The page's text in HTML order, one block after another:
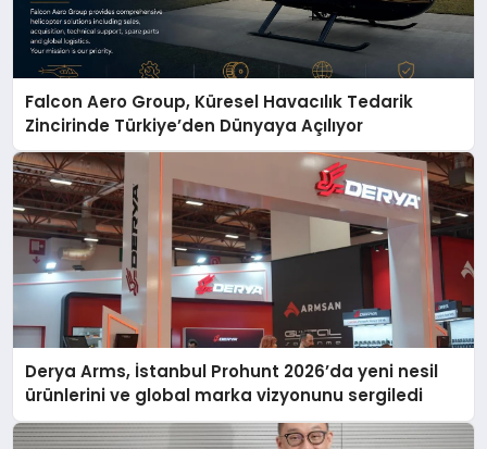
Falcon Aero Group, Küresel Havacılık Tedarik
Zincirinde Türkiye’den Dünyaya Açılıyor
Derya Arms, İstanbul Prohunt 2026’da yeni nesil
ürünlerini ve global marka vizyonunu sergiledi